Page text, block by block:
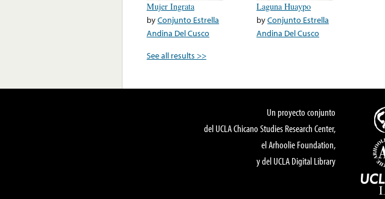
Mujer Ingrata
byConjunto Estrella
Andina Del Cusco
Laguna Huaypo
byConjunto Estrella
Andina Del Cusco
See all results >>
Un proyecto conjunto
del UCLA Chicano Studies Research Center,
el Arhoolie Foundation,
y del UCLA Digital Library